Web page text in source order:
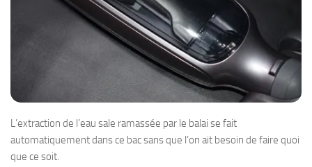
L’extraction de l’eau sale ramassée par le balai se fait
automatiquement dans ce bac sans que l’on ait besoin de faire quoi
que ce soit.